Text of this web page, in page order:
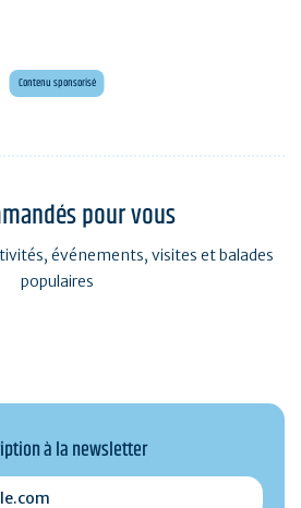
Contenu sponsorisé
26 trous à deux pas de l'océan
pour vous
événements, visites et balades
populaires
à la newsletter